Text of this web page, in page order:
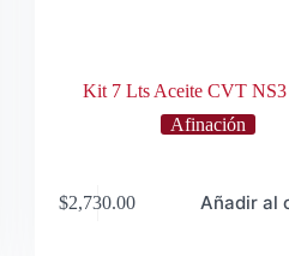
Kit 7 Lts Aceite CVT NS3
Afinación
$2,730.00 Añadir al